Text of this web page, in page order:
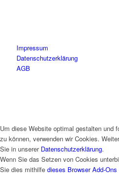
Impressum
Datenschutzerklärung
AGB
Um diese Website optimal gestalten und
zu können, verwenden wir Cookies.
Sie in unserer Datenschutzerklärung.
Wenn Sie das Setzen von Cookies
Sie dies mithilfe dieses Browser Add-Ons